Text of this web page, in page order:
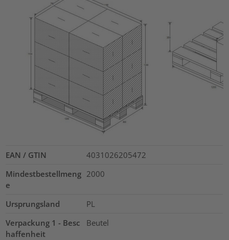
EAN / GTIN
4031026205472
Mindestbestellmeng
e
2000
Ursprungsland
PL
Verpackung 1 - Besc
haffenheit
Beutel